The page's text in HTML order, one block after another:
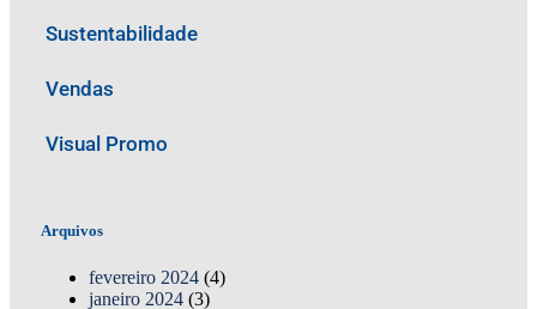
Sustentabilidade
Vendas
Visual Promo
Arquivos
fevereiro 2024 (4)
janeiro 2024 (3)